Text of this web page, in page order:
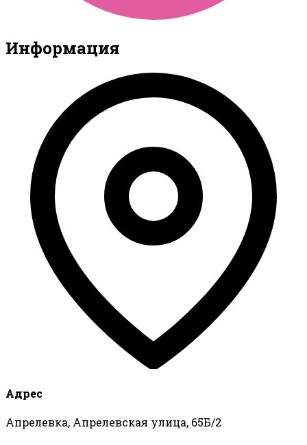
Информация
Адрес
Апрелевка, Апрелевская улица, 65Б/2